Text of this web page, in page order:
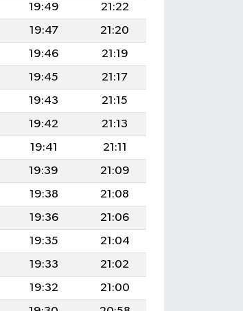
19:49
21:22
19:47
21:20
19:46
21:19
19:45
21:17
19:43
21:15
19:42
21:13
19:41
21:11
19:39
21:09
19:38
21:08
19:36
21:06
19:35
21:04
19:33
21:02
19:32
21:00